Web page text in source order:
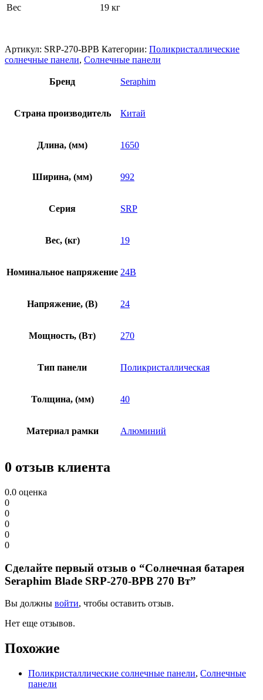
Вес 19 кг
Артикул: SRP-270-BPB Категории: Поликристаллические
солнечные панели, Солнечные панели
Бренд Seraphim
Страна производитель Китай
Длина, (мм) 1650
Ширина, (мм) 992
Серия SRP
Вес, (кг) 19
Номинальное напряжение 24В
Напряжение, (В) 24
Мощность, (Вт) 270
Тип панели Поликристаллическая
Толщина, (мм) 40
Материал рамки Алюминий
0 отзыв клиента
0.0 оценка
0
0
0
0
0
Сделайте первый отзыв о “Солнечная батарея
Seraphim Blade SRP-270-BPB 270 Вт”
Вы должны войти, чтобы оставить отзыв.
Нет еще отзывов.
Похожие
Поликристаллические солнечные панели, Солнечные
панели